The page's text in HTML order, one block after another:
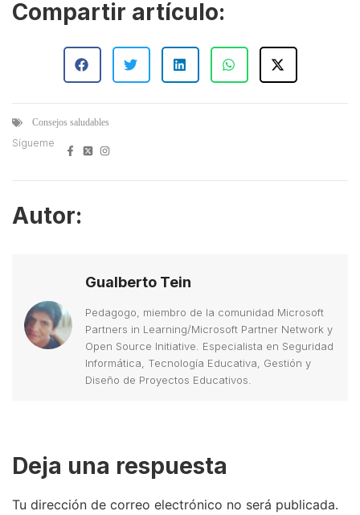
Compartir artículo:
Consejos saludables
Sígueme
Autor:
Gualberto Tein
Pedagogo, miembro de la comunidad Microsoft
Partners in Learning/Microsoft Partner Network y
Open Source Initiative. Especialista en Seguridad
Informática, Tecnología Educativa, Gestión y
Diseño de Proyectos Educativos.
Deja una respuesta
Tu dirección de correo electrónico no será publicada.